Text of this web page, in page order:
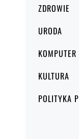
ZDROWIE
URODA
KOMPUTER
KULTURA
POLITYKA